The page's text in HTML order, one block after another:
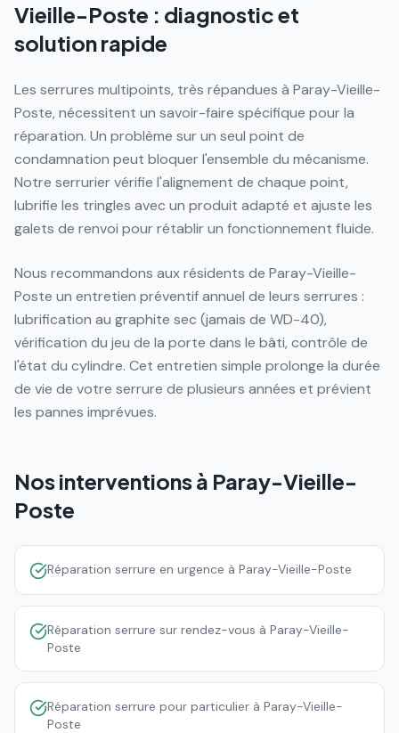
Vieille-Poste : diagnostic et
solution rapide
Les serrures multipoints, très répandues à Paray-Vieille-
Poste, nécessitent un savoir-faire spécifique pour la
réparation. Un problème sur un seul point de
condamnation peut bloquer l'ensemble du mécanisme.
Notre serrurier vérifie l'alignement de chaque point,
lubrifie les tringles avec un produit adapté et ajuste les
galets de renvoi pour rétablir un fonctionnement fluide.
Nous recommandons aux résidents de Paray-Vieille-
Poste un entretien préventif annuel de leurs serrures :
lubrification au graphite sec (jamais de WD-40),
vérification du jeu de la porte dans le bâti, contrôle de
l'état du cylindre. Cet entretien simple prolonge la durée
de vie de votre serrure de plusieurs années et prévient
les pannes imprévues.
Nos interventions à Paray-Vieille-
Poste
Réparation serrure en urgence à Paray-Vieille-Poste
Réparation serrure sur rendez-vous à Paray-Vieille-
Poste
Réparation serrure pour particulier à Paray-Vieille-
Poste